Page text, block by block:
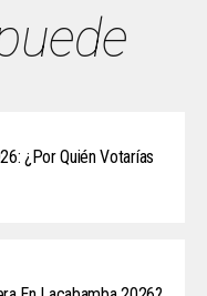
¿Por Quién Votarías